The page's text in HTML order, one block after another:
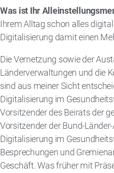
Was ist Ihr
Ihrem Alltag schon alles
Digitalisierung damit einen
Die Vernetzung sowie der
Länderverwaltungen und die
sind aus meiner Sicht
Digitalisierung im
Vorsitzender des Beirats der
Vorsitzender der Bund-
Digitalisierung im
Besprechungen und
Geschäft. Was früher mit